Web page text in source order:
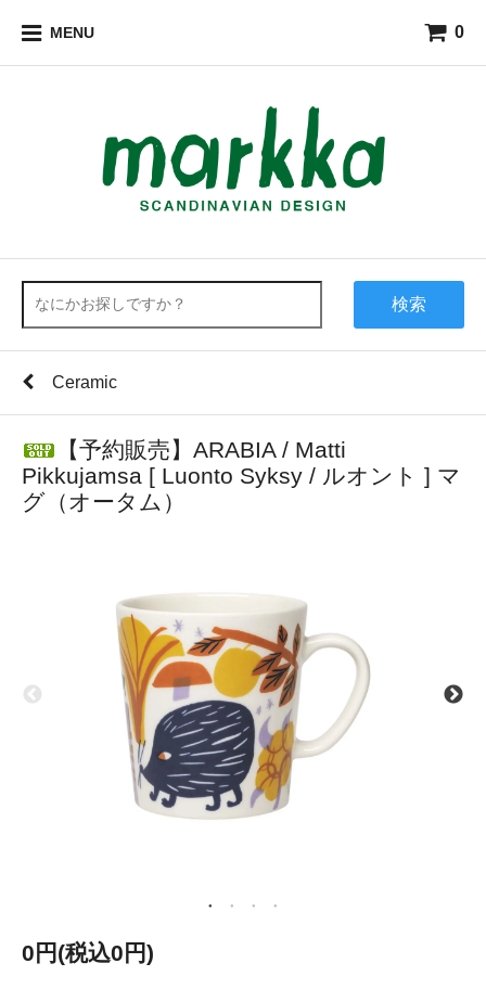
MENU 0
検索
Ceramic
【予約販売】ARABIA / Matti
Pikkujamsa [ Luonto Syksy / ルオント ] マ
グ（オータム）
0円(税込0円)